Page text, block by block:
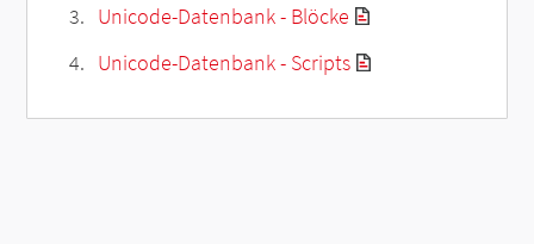
Unicode-Datenbank - Blöcke
Unicode-Datenbank - Scripts